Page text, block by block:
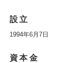
設立
1994年6月7日
資本金